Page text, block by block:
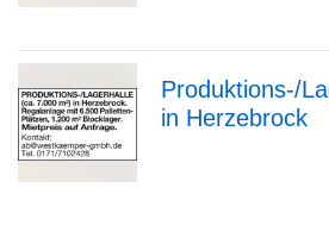
Detailseite
Produktions-/
in Herzebrock